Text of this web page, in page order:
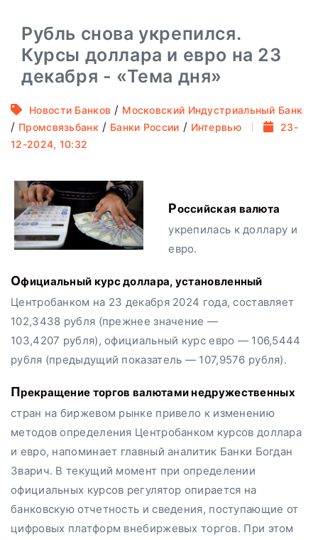
Рубль снова укрепился.
Курсы доллара и евро на 23
декабря - «Тема дня»
Новости Банков / Московский Индустриальный Банк
/ Промсвязьбанк/ Банки России / Интервью
23-
12-2024, 10:32
Российская валюта
укрепилась к доллару и
евро.
Официальный курс доллара, установленный
Центробанком на 23 декабря 2024 года, составляет
102,3438 рубля (прежнее значение —
103,4207 рубля), официальный курс евро — 106,5444
рубля (предыдущий показатель — 107,9576 рубля).
Прекращение торгов валютами недружественных
стран на биржевом рынке привело к изменению
методов определения Центробанком курсов доллара
и евро, напоминает главный аналитик Банки Богдан
Зварич. В текущий момент при определении
официальных курсов регулятор опирается на
банковскую отчетность и сведения, поступающие от
цифровых платформ внебиржевых торгов. При этом